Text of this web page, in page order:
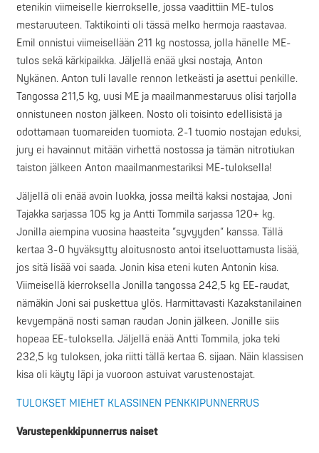
etenikin viimeiselle kierrokselle, jossa vaadittiin ME-tulos
mestaruuteen. Taktikointi oli tässä melko hermoja raastavaa.
Emil onnistui viimeisellään 211 kg nostossa, jolla hänelle ME-
tulos sekä kärkipaikka. Jäljellä enää yksi nostaja, Anton
Nykänen. Anton tuli lavalle rennon letkeästi ja asettui penkille.
Tangossa 211,5 kg, uusi ME ja maailmanmestaruus olisi tarjolla
onnistuneen noston jälkeen. Nosto oli toisinto edellisistä ja
odottamaan tuomareiden tuomiota. 2-1 tuomio nostajan eduksi,
jury ei havainnut mitään virhettä nostossa ja tämän nitrotiukan
taiston jälkeen Anton maailmanmestariksi ME-tuloksella!
Jäljellä oli enää avoin luokka, jossa meiltä kaksi nostajaa, Joni
Tajakka sarjassa 105 kg ja Antti Tommila sarjassa 120+ kg.
Jonilla aiempina vuosina haasteita ”syvyyden” kanssa. Tällä
kertaa 3-0 hyväksytty aloitusnosto antoi itseluottamusta lisää,
jos sitä lisää voi saada. Jonin kisa eteni kuten Antonin kisa.
Viimeisellä kierroksella Jonilla tangossa 242,5 kg EE-raudat,
nämäkin Joni sai puskettua ylös. Harmittavasti Kazakstanilainen
kevyempänä nosti saman raudan Jonin jälkeen. Jonille siis
hopeaa EE-tuloksella. Jäljellä enää Antti Tommila, joka teki
232,5 kg tuloksen, joka riitti tällä kertaa 6. sijaan. Näin klassisen
kisa oli käyty läpi ja vuoroon astuivat varustenostajat.
TULOKSET MIEHET KLASSINEN PENKKIPUNNERRUS
Varustepenkkipunnerrus naiset